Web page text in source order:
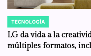
POSTED
IN
TECNOLOGÍA
LG da vida a la
múltiples formatos,